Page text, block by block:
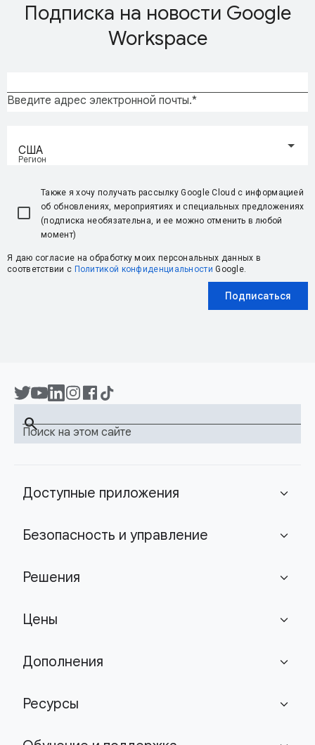
Подписка на новости Google
Workspace
Введите адрес электронной почты.
Регион
США
Также я хочу получать рассылку Google Cloud с информацией
об обновлениях, мероприятиях и специальных предложениях
(подписка необязательна, и ее можно отменить в любой
момент)
Я даю согласие на обработку моих персональных данных в
соответствии с Политикой конфиденциальности Google.
Подписаться
Поиск на этом сайте
search
Доступные приложения expand_more
Безопасность и управление expand_more
Решения expand_more
Цены expand_more
Дополнения expand_more
Ресурсы expand_more